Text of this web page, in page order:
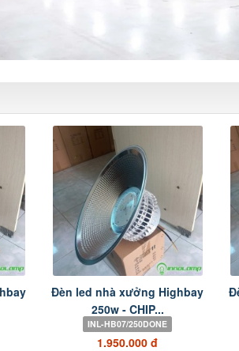
Đèn led nhà xưởng Highbay
250w - CHIP...
INL-HB07/250DONE
1.950.000 đ